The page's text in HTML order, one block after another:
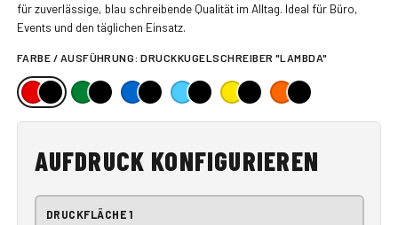
für zuverlässige, blau schreibende Qualität im Alltag. Ideal für Büro,
Events und den täglichen Einsatz.
FARBE / AUSFÜHRUNG:DRUCKKUGELSCHREIBER "LAMBDA"
AUFDRUCK KONFIGURIEREN
DRUCKFLÄCHE 1